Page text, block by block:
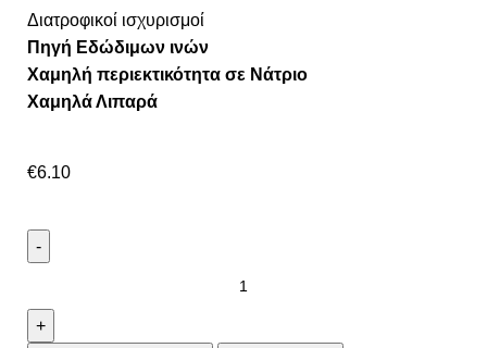
Διατροφικοί ισχυρισμοί
Πηγή Εδώδιμων ινών
Χαμηλή περιεκτικότητα σε Νάτριο
Χαμηλά Λιπαρά
€6.10